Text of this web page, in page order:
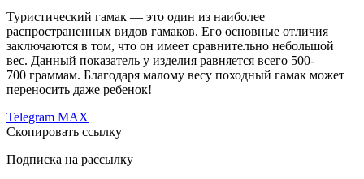
Туристический гамак — это один из наиболее
распространенных видов гамаков. Его основные отличия
заключаются в том, что он имеет сравнительно небольшой
вес. Данный показатель у изделия равняется всего 500-
700 граммам. Благодаря малому весу походный гамак может
переносить даже ребенок!
Telegram MAX
Скопировать ссылку
Подписка на рассылку